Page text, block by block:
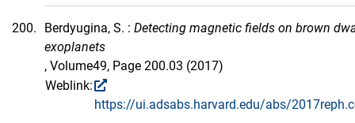
200. Berdyugina, S. : Detecting magnetic fields on brown
exoplanets
, Volume49, Page 200.03 (2017)
Weblink:
https://ui.adsabs.harvard.edu/abs/